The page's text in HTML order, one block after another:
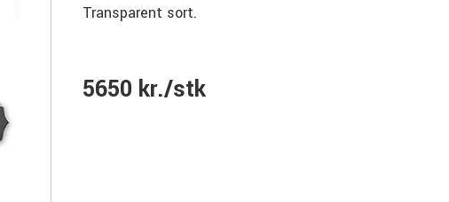
Transparent sort.
5650 kr./stk